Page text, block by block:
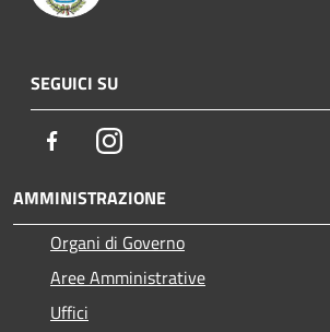
SEGUICI SU
FacebookInstagram
AMMINISTRAZIONE
Organi di Governo
Aree Amministrative
Uffici